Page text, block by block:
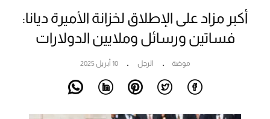
أكبر مزاد على الإطلاق لخزانة الأميرة ديانا:
فساتين ورسائل وملايين الدولارات
موضة الرجل 10 أبريل 2025